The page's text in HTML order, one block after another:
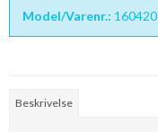
Model/Varenr.: 160420
Beskrivelse